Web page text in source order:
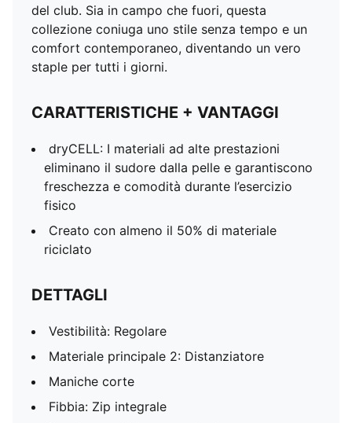
del club. Sia in campo che fuori, questa
collezione coniuga uno stile senza tempo e un
comfort contemporaneo, diventando un vero
staple per tutti i giorni.
CARATTERISTICHE + VANTAGGI
dryCELL: I materiali ad alte prestazioni
eliminano il sudore dalla pelle e garantiscono
freschezza e comodità durante l’esercizio
fisico
Creato con almeno il 50% di materiale
riciclato
DETTAGLI
Vestibilità: Regolare
Materiale principale 2: Distanziatore
Maniche corte
Fibbia: Zip integrale